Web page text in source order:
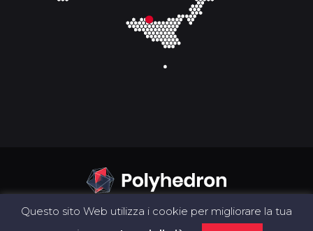
Questo sito Web utilizza i cookie per migliorare la tua